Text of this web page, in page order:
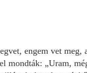
engem vet meg,
mondták: „Uram,